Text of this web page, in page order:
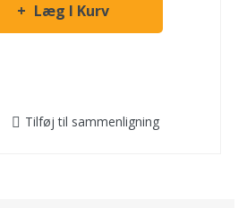
Læg I Kurv
Tilføj til sammenligning